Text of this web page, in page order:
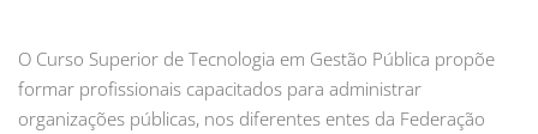
O Curso Superior de Tecnologia em Gestão Pública propõe
formar profissionais capacitados para administrar
organizações públicas, nos diferentes entes da Federação